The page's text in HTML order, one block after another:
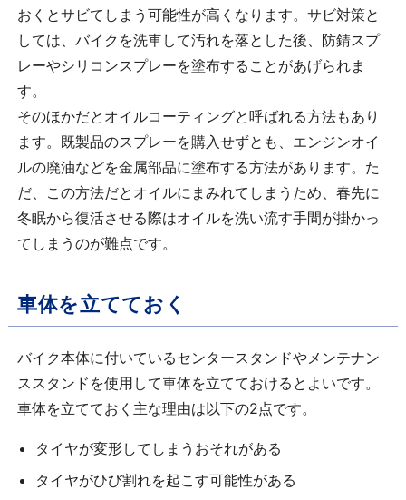
おくとサビてしまう可能性が高くなります。サビ対策と
しては、バイクを洗車して汚れを落とした後、防錆スプ
レーやシリコンスプレーを塗布することがあげられま
す。
そのほかだとオイルコーティングと呼ばれる方法もあり
ます。既製品のスプレーを購入せずとも、エンジンオイ
ルの廃油などを金属部品に塗布する方法があります。た
だ、この方法だとオイルにまみれてしまうため、春先に
冬眠から復活させる際はオイルを洗い流す手間が掛かっ
てしまうのが難点です。
車体を立てておく
バイク本体に付いているセンタースタンドやメンテナン
ススタンドを使用して車体を立てておけるとよいです。
車体を立てておく主な理由は以下の2点です。
タイヤが変形してしまうおそれがある
タイヤがひび割れを起こす可能性がある